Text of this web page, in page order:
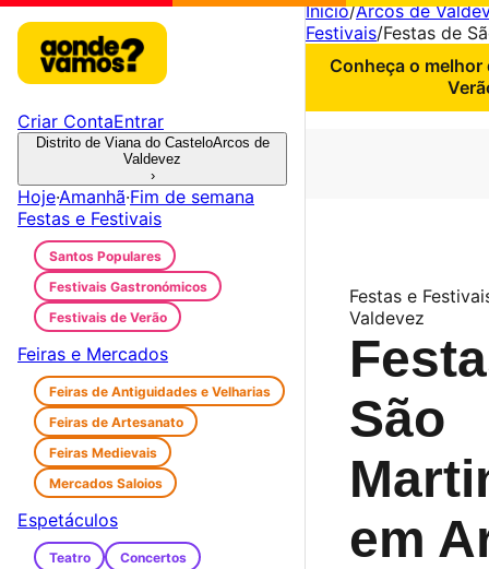
Início/Arcos de
Festivais/Festas de
Conheça o melhor
Festas e
Valdevez
São
em
Criar ContaEntrar
Distrito de Viana do CasteloArcos de
Valdevez
›
Hoje·Amanhã·Fim de semana
Festas e Festivais
Santos Populares
Festivais Gastronómicos
Festivais de Verão
Feiras e Mercados
Feiras de Antiguidades e Velharias
Feiras de Artesanato
Feiras Medievais
Mercados Saloios
Espetáculos
Teatro
Concertos